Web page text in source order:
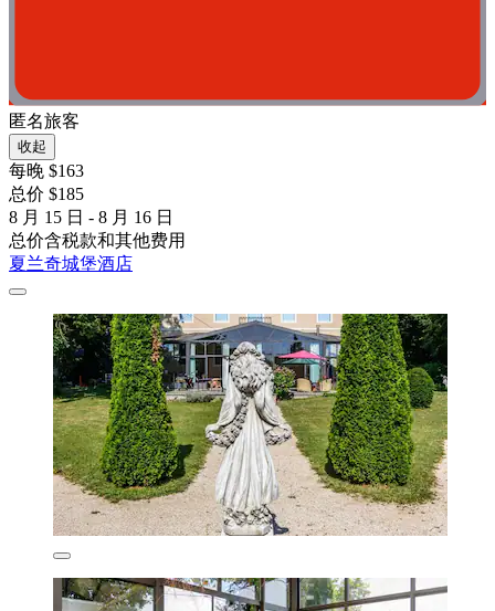
匿名旅客
收起
每晚 $163
总价 $185
8 月 15 日 - 8 月 16 日
总价含税款和其他费用
夏兰奇城堡酒店